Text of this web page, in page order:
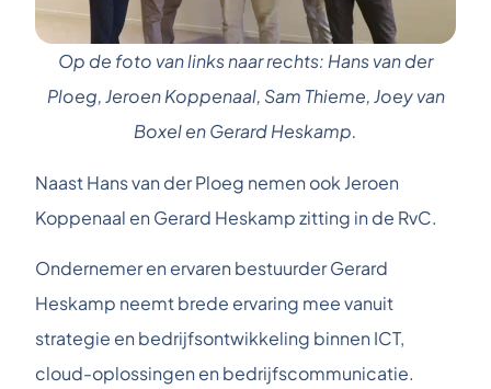
Op de foto van links naar rechts: Hans van der
Ploeg, Jeroen Koppenaal, Sam Thieme, Joey van
Boxel en Gerard Heskamp.
Naast Hans van der Ploeg nemen ook Jeroen
Koppenaal en Gerard Heskamp zitting in de RvC.
Ondernemer en ervaren bestuurder Gerard
Heskamp neemt brede ervaring mee vanuit
strategie en bedrijfsontwikkeling binnen ICT,
cloud-oplossingen en bedrijfscommunicatie.